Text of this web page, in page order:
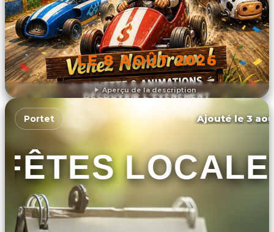
Aperçu de la description
LE 8 AOÛT 2026
DÉCOUVRIR L'ÉVÉNEMENT
Portet Ajouté le 3
FÊTES